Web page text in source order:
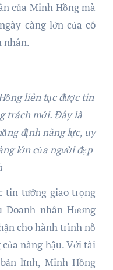
của Minh Hồng mà
càng lớn của cô
nhân.
liên tục được tin
trách mới. Đây là
định năng lực, uy
lớn của người đẹp
tin tưởng giao trọng
nhân Hương
cho hành trình nỗ
nàng hậu. Với tài
lĩnh, Minh Hồng